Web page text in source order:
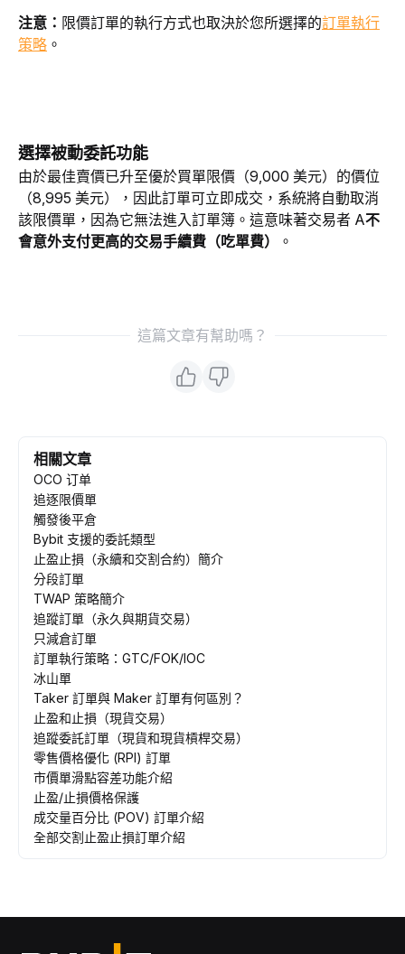
注意： 限價訂單的執行方式也取決於您所選擇的訂單執行
策略 。
選擇被動委託功能
由於最佳賣價已升至優於買單限價（9,000 美元）的價位
（8,995 美元），因此訂單可立即成交，系統將自動取消
該限價單，因為它無法進入訂單簿。這意味著交易者 A不
會意外支付更高的交易手續費（吃單費）
。
這篇文章有幫助嗎？
相關文章
OCO 订单
追逐限價單
觸發後平倉
Bybit 支援的委託類型
止盈止損（永續和交割合約）簡介
分段訂單
TWAP 策略簡介
追蹤訂單（永久與期貨交易）
只減倉訂單
訂單執行策略：GTC/FOK/IOC
冰山單
Taker 訂單與 Maker 訂單有何區別？
止盈和止損（現貨交易）
追蹤委託訂單（現貨和現貨槓桿交易）
零售價格優化 (RPI) 訂單
市價單滑點容差功能介紹
止盈/止損價格保護
成交量百分比 (POV) 訂單介紹
全部交割止盈止損訂單介紹